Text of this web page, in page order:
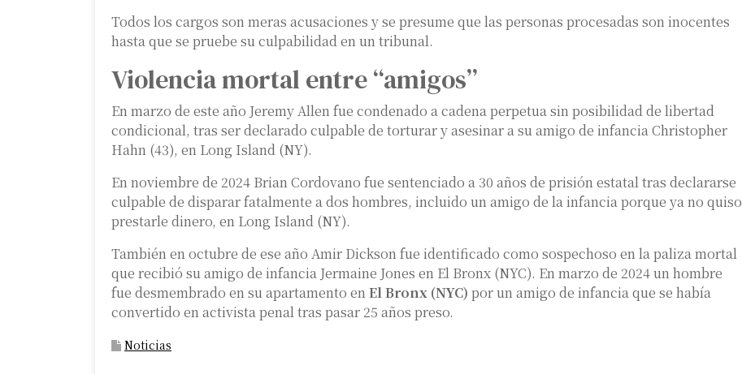
Todos los cargos son meras acusaciones y se presume que las personas procesadas son inocentes
hasta que se pruebe su culpabilidad en un tribunal.
Violencia mortal entre “amigos”
En marzo de este año Jeremy Allen fue condenado a cadena perpetua sin posibilidad de libertad
condicional, tras ser declarado culpable de torturar y asesinar a su amigo de infancia Christopher
Hahn (43), en Long Island (NY).
En noviembre de 2024 Brian Cordovano fue sentenciado a 30 años de prisión estatal tras declararse
culpable de disparar fatalmente a dos hombres, incluido un amigo de la infancia porque ya no quiso
prestarle dinero, en Long Island (NY).
También en octubre de ese año Amir Dickson fue identificado como sospechoso en la paliza mortal
que recibió su amigo de infancia Jermaine Jones en El Bronx (NYC). En marzo de 2024 un hombre
fue desmembrado en su apartamento enEl Bronx (NYC) por un amigo de infancia que se había
convertido en activista penal tras pasar 25 años preso.
Noticias